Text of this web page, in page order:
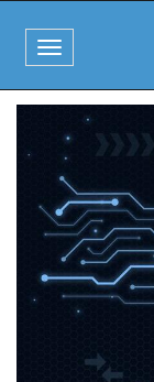
al
contenido
principal
Toggle
navigation